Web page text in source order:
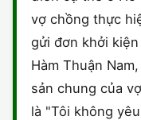
vợ chồng thực
gửi đơn khởi
Hàm Thuận
sản chung của
là "Tôi không